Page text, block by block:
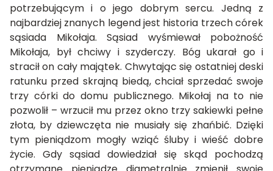
potrzebującym i o jego dobrym sercu. Jedną z
najbardziej znanych legend jest historia trzech córek
sąsiada Mikołaja. Sąsiad wyśmiewał pobożność
Mikołaja, był chciwy i szyderczy. Bóg ukarał go i
stracił on cały majątek. Chwytając się ostatniej deski
ratunku przed skrajną biedą, chciał sprzedać swoje
trzy córki do domu publicznego. Mikołaj na to nie
pozwolił – wrzucił mu przez okno trzy sakiewki pełne
złota, by dziewczęta nie musiały się zhańbić. Dzięki
tym pieniądzom mogły wziąć śluby i wieść dobre
życie. Gdy sąsiad dowiedział się skąd pochodzą